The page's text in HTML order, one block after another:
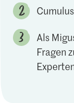
Als
Fragen